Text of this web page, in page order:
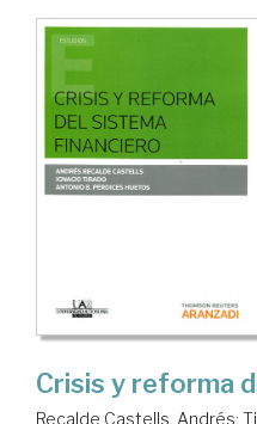
Crisis y reforma
Recalde Castells, Andrés;